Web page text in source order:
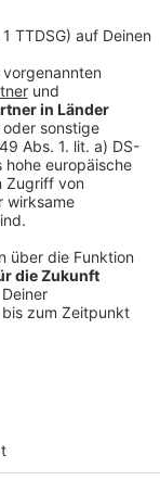
aus
die
Fußball
und zentrale
/ im TV in der
steht, ist bei